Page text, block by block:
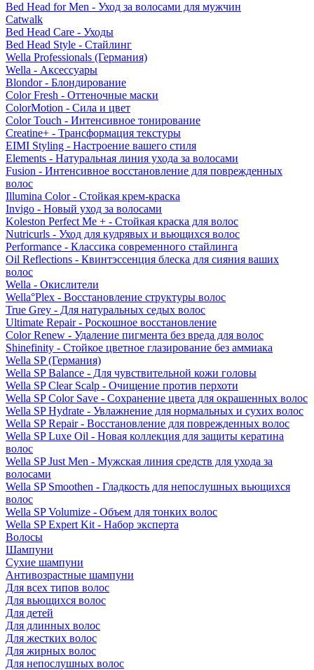
Bed Head for Men - Уход за волосами для мужчин
Catwalk
Bed Head Care - Уходы
Bed Head Style - Стайлинг
Wella Professionals (Германия)
Wella - Аксессуары
Blondor - Блондирование
Color Fresh - Оттеночные маски
ColorMotion - Сила и цвет
Color Touch - Интенсивное тонирование
Creatine+ - Трансформация текстуры
EIMI Styling - Настроение вашего стиля
Elements - Натуральная линия ухода за волосами
Fusion - Интенсивное восстановление для поврежденных
волос
Illumina Color - Стойкая крем-краска
Invigo - Новый уход за волосами
Koleston Perfect Me + - Стойкая краска для волос
Nutricurls - Уход для кудрявых и вьющихся волос
Performance - Классика современного стайлинга
Oil Reflections - Квинтэссенция блеска для сияния ваших
волос
Wella - Окислители
Wella°Plex - Восстановление структуры волос
True Grey - Для натуральных седых волос
Ultimate Repair - Роскошное восстановление
Color Renew - Удаление пигмента без вреда для волос
Shinefinity - Стойкое цветное глазирование без аммиака
Wella SP (Германия)
Wella SP Balance - Для чувствительной кожи головы
Wella SP Clear Scalp - Очищение против перхоти
Wella SP Color Save - Сохранение цвета для окрашенных волос
Wella SP Hydrate - Увлажнение для нормальных и сухих волос
Wella SP Repair - Восстановление для поврежденных волос
Wella SP Luxe Oil - Новая коллекция для защиты кератина
волос
Wella SP Just Men - Мужская линия средств для ухода за
волосами
Wella SP Smoothen - Гладкость для непослушных вьющихся
волос
Wella SP Volumize - Объем для тонких волос
Wella SP Expert Kit - Набор эксперта
Волосы
Шампуни
Сухие шампуни
Антивозрастные шампуни
Для всех типов волос
Для вьющихся волос
Для детей
Для длинных волос
Для жестких волос
Для жирных волос
Для непослушных волос